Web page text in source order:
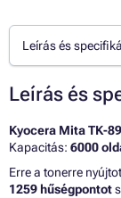
Leírás és
Leírás és
Kyocera Mita TK-
Kapacitás: 6000
Erre a tonerre
1259 hűségpontot